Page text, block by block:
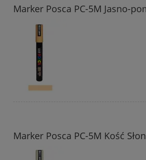
Marker Posca PC-5M Jasno-
Marker Posca PC-5M Kość